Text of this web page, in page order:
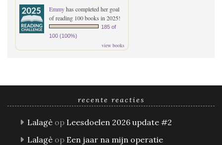
Emmyhas completed her goal
of reading 100 books in 2025!
185 of
100 (100%)
view books
recente reacties
Lalagè op Leesdoelen 2026 update #2
Lalagè op Een jaar na mijn operatie